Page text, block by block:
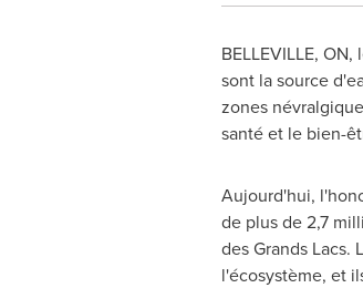
BELLEVILLE, ON,
sont la source
zones
santé et le bien-
Aujourd'hui,
de plus de 2,7
des Grands
l'écosystème, et